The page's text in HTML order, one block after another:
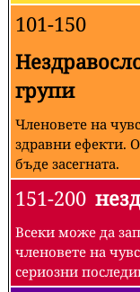
101-150
групи
Членовете на
здравни ефекти.
бъде засегната.
151-200
Всеки може да
членовете на
сериозни